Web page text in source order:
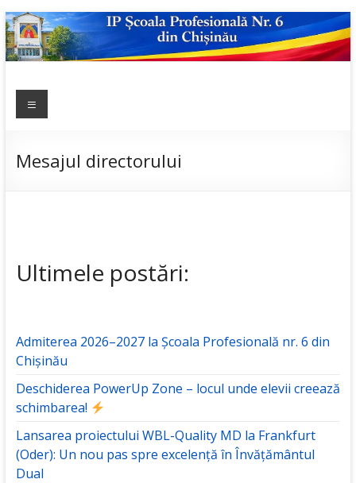
Skip
to
content
NR.6
scoala
nr.6; școală
profesională;
Meniu
Mesajul directorului
Ultimele postări:
Admiterea 2026–2027 la Școala Profesională nr. 6 din
Chișinău
Deschiderea PowerUp Zone – locul unde elevii creează
schimbarea!
Lansarea proiectului WBL-Quality MD la Frankfurt
(Oder): Un nou pas spre excelență în Învățământul
Dual